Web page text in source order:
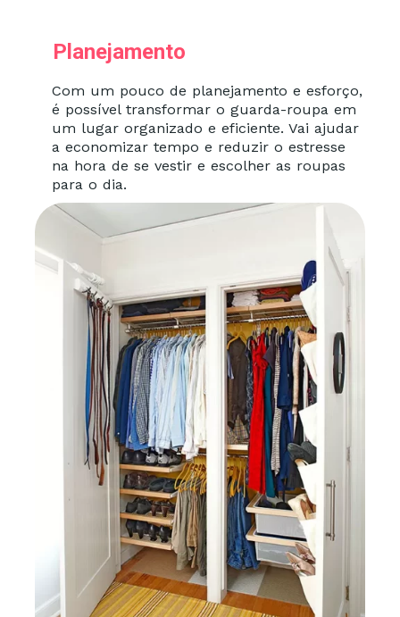
Com um pouco de planejamento e esforço,
é possível transformar o guarda-roupa em
um lugar organizado e eficiente. Vai ajudar
a economizar tempo e reduzir o estresse
na hora de se vestir e escolher as roupas
para o dia.
Planejamento